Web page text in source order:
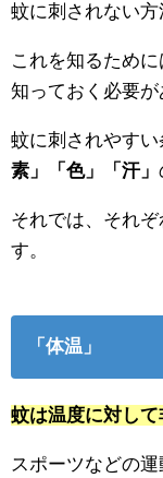
蚊に刺されない
これを知るため
知っておく必要が
蚊に刺されやすい
素」「色」「汗」
それでは、それ
す。
「体温」
蚊は温度に対して
スポーツなどの